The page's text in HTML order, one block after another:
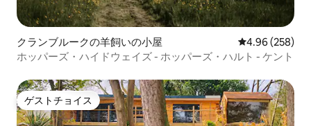
クランブルークの羊飼いの小屋 レビュー258
4.96 (258)
ホッパーズ・ハイドウェイズ - ホッパーズ・ハルト - ケント
ゲストチョイス
ゲストチョイス